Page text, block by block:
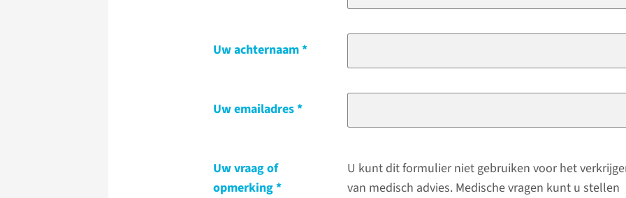
Uw achternaam
Uw emailadres
Uw vraag of
opmerking
U kunt dit formulier niet gebruiken voor het
van medisch advies. Medische vragen kunt u stellen